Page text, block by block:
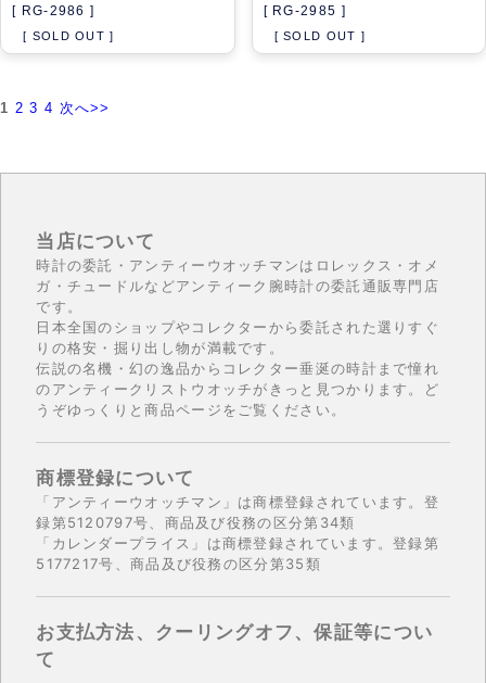
[ RG-2986 ]
[ SOLD OUT ]
[ RG-2985 ]
[ SOLD OUT ]
1 2 3 4 次へ>>
当店について
時計の委託・アンティーウオッチマンはロレックス・オメ
ガ・チュードルなどアンティーク腕時計の委託通販専門店
です。
日本全国のショップやコレクターから委託された選りすぐ
りの格安・掘り出し物が満載です。
伝説の名機・幻の逸品からコレクター垂涎の時計まで憧れ
のアンティークリストウオッチがきっと見つかります。ど
うぞゆっくりと商品ページをご覧ください。
商標登録について
「アンティーウオッチマン」は商標登録されています。登
録第5120797号、商品及び役務の区分第34類
「カレンダープライス」は商標登録されています。登録第
5177217号、商品及び役務の区分第35類
お支払方法、クーリングオフ、保証等につい
て